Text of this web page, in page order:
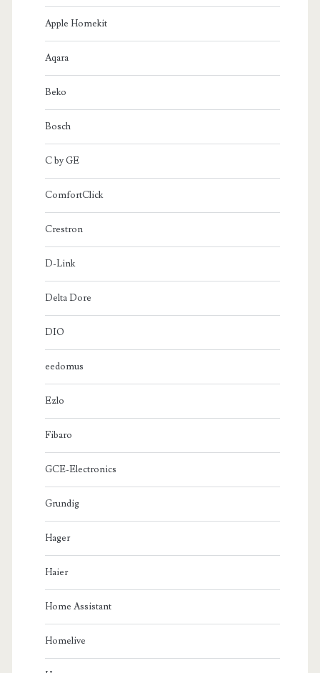
Apple Homekit
Aqara
Beko
Bosch
C by GE
ComfortClick
Crestron
D-Link
Delta Dore
DIO
eedomus
Ezlo
Fibaro
GCE-Electronics
Grundig
Hager
Haier
Home Assistant
Homelive